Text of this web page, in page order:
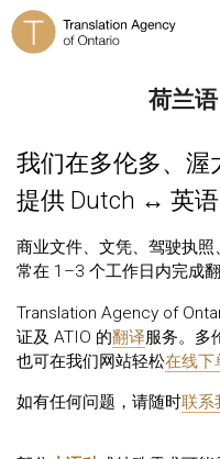
荷兰
我们在多伦多、渥
提供 Dutch ↔ 英语
商业文件、文凭、驾驶执
常在 1–3 个工作日内完成翻
Translation Agency of
证及 ATIO 的翻译服务。多
也可在我们网站轻松在线下
如有任何问题，请随时联系